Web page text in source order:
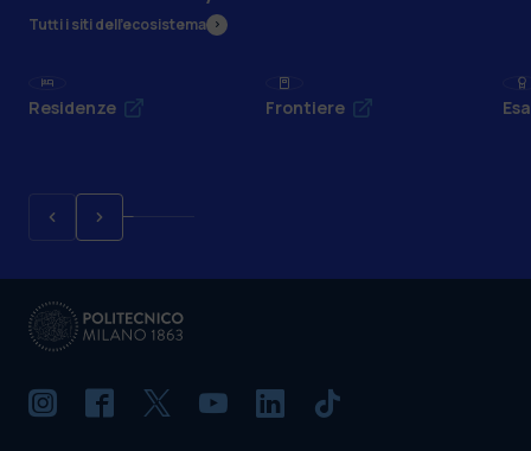
Tutti i siti dell’ecosistema
Residenze Frontiere